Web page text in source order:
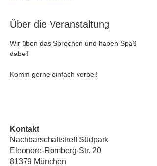
Über die Veranstaltung
Wir üben das Sprechen und haben Spaß
dabei!
Komm gerne einfach vorbei!
Kontakt
Nachbarschaftstreff Südpark
Eleonore-Romberg-Str. 20
81379 München